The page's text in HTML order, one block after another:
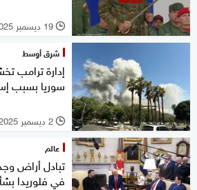
l 19 ديسمبر 2025
شرق أوسط
إدارة ترامب
سوريا بسبب
l 2 ديسمبر 2025
عالم
تبادل أراض
في فلوريدا